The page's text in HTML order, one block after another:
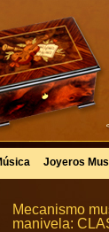
Joyeros
Mecanismo
manivela: